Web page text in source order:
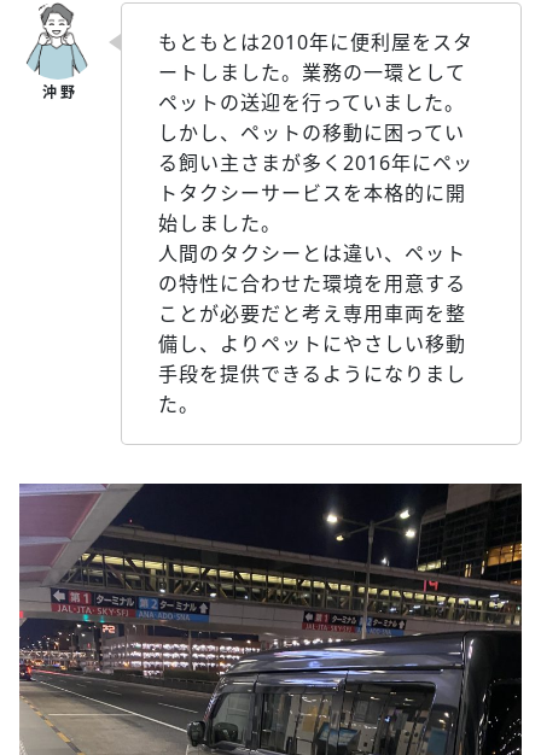
もともとは2010年に便利屋をスタ
ートしました。業務の一環として
ペットの送迎を行っていました。
しかし、ペットの移動に困ってい
る飼い主さまが多く2016年にペッ
トタクシーサービスを本格的に開
始しました。
人間のタクシーとは違い、ペット
の特性に合わせた環境を用意する
ことが必要だと考え専用車両を整
備し、よりペットにやさしい移動
手段を提供できるようになりまし
た。